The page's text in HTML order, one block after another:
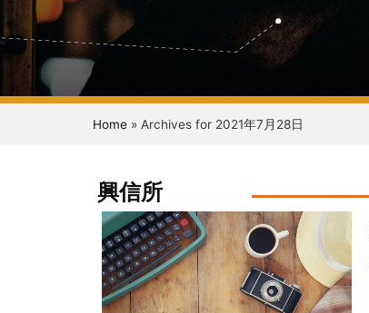
Home » Archives for 2021年7月28日
興信所